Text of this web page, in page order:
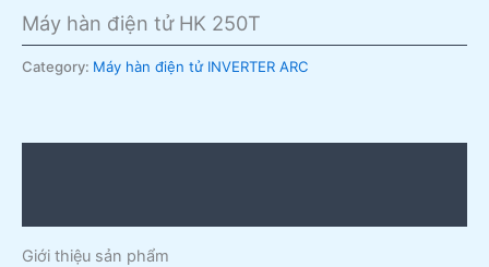
Máy hàn điện tử HK 250T
Category: Máy hàn điện tử INVERTER ARC
Giới thiệu sản phẩm